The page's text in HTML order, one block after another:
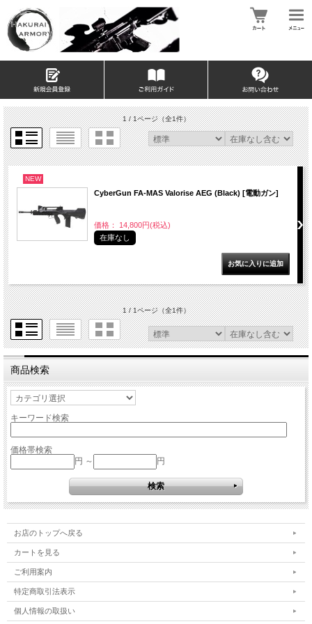
1 / 1ページ（全1件）
NEW
CyberGun FA-MAS Valorise AEG (Black) [電動ガン]
価格： 14,800円(税込)
在庫なし
1 / 1ページ（全1件）
商品検索
キーワード検索
価格帯検索
円 ～
円
お店のトップへ戻る
カートを見る
ご利用案内
特定商取引法表示
個人情報の取扱い